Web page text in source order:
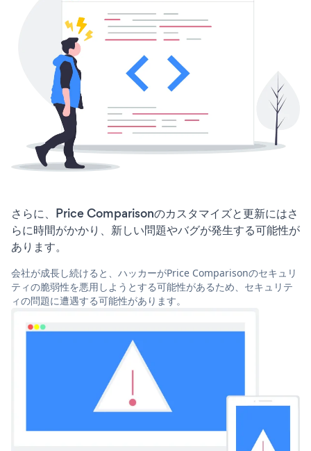
さらに、Price Comparisonのカスタマイズと更新にはさ
らに時間がかかり、新しい問題やバグが発生する可能性が
あります。
会社が成長し続けると、ハッカーがPrice Comparisonのセキュリ
ティの脆弱性を悪用しようとする可能性があるため、セキュリテ
ィの問題に遭遇する可能性があります。